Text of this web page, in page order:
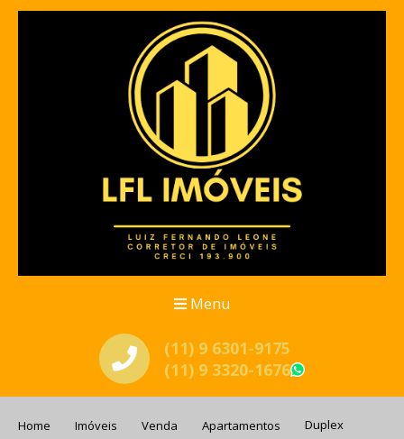
Menu
(11) 9 6301-9175
(11) 9 3320-1676
Home Imóveis Venda Apartamentos Duplex